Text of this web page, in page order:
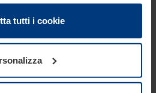
offerti.
autorizzano a salvare i cookie
quei casi in cui essi sono
cookie, necessitiamo del Suo
facoltà di modificare o
tutti i cookie